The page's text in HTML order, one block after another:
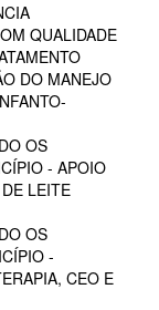
QUALIDADE
DO MANEJO
OS
- APOIO
LEITE
OS
-
CEO E